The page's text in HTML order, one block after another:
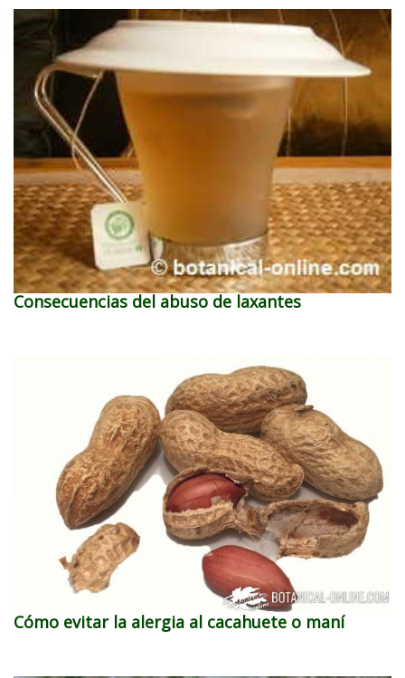
Consecuencias del abuso de laxantes
Cómo evitar la alergia al cacahuete o maní